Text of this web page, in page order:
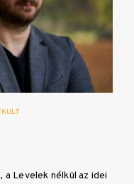
Levelek nélkül az idei